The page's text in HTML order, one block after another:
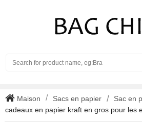
Maison Sacs en papier Sac en
cadeaux en papier kraft en gros pour les